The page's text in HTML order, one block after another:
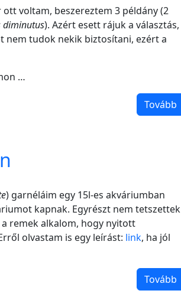
voltam, beszereztem 3 példány (2
diminutus). Azért esett rájuk a választás,
nem tudok nekik biztosítani, ezért a
…
Tovább
) garnéláim egy 15l-es akváriumban
kapnak. Egyrészt nem tetszettek
remek alkalom, hogy nyitott
olvastam is egy leírást: link, ha jól
Tovább